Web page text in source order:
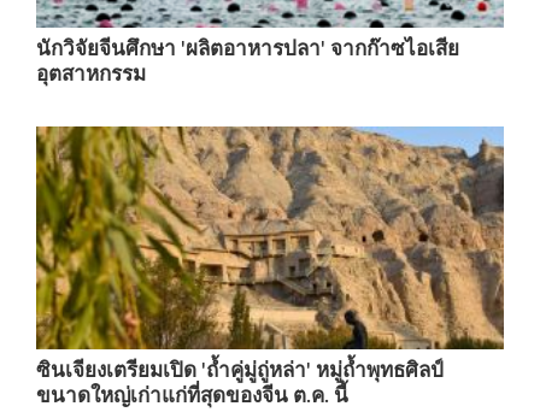
นักวิจัยจีนศึกษา 'ผลิตอาหารปลา' จากก๊าซไอเสีย
อุตสาหกรรม
ซินเจียงเตรียมเปิด 'ถ้ำคู่มู่ถู่หล่า' หมู่ถ้ำพุทธศิลป์
ขนาดใหญ่เก่าแก่ที่สุดของจีน ต.ค. นี้